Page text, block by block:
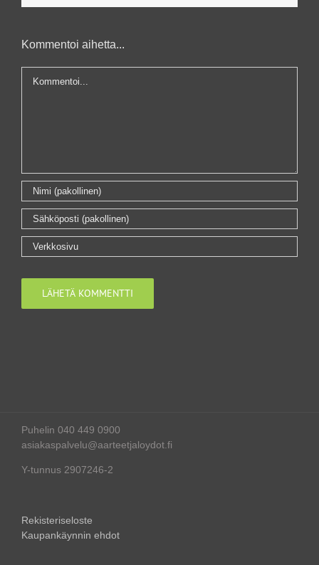
Kommentoi aihetta...
Puhelin 040 449 0900
asiakaspalvelu@aarteetjaloydot.fi
Y-tunnus 2907246-2
Rekisteriseloste
Kaupankäynnin ehdot